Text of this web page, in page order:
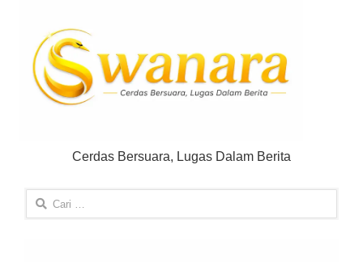
Cerdas Bersuara, Lugas Dalam Berita
Cari